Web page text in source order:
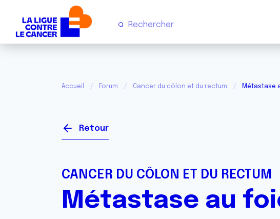
Accueil Forum Cancer du côlon et du rectum Métastase
Retour
CANCER DU CÔLON ET DU RECTUM
Métastase au